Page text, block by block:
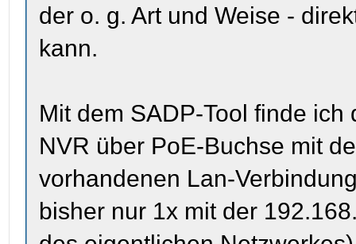
der o. g. Art und Weise -
kann.
Mit dem SADP-Tool finde
NVR über PoE-Buchse mit
vorhandenen Lan-
bisher nur 1x mit der